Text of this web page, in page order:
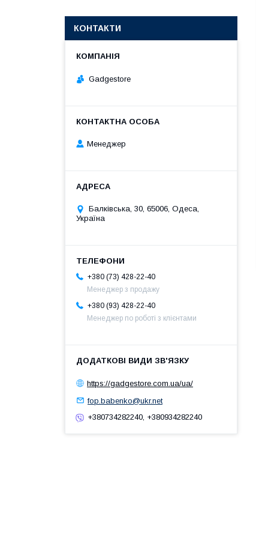
КОНТАКТИ
Gadgestore
Менеджер
Балківська, 30, 65006, Одеса,
Україна
+380 (73) 428-22-40
Менеджер з продажу
+380 (93) 428-22-40
Менеджер по роботі з клієнтами
https://gadgestore.com.ua/ua/
fop.babenko@ukr.net
+380734282240, +380934282240